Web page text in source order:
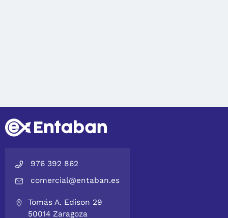
976 392 862
comercial@entaban.es
Tomás A. Edison 29
50014 Zaragoza